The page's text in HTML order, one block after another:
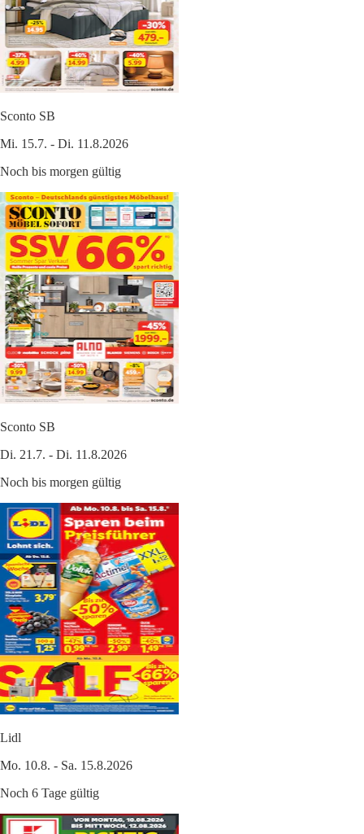
Sconto SB
Mi. 15.7. - Di. 11.8.2026
Noch bis morgen gültig
Sconto SB
Di. 21.7. - Di. 11.8.2026
Noch bis morgen gültig
Lidl
Mo. 10.8. - Sa. 15.8.2026
Noch 6 Tage gültig